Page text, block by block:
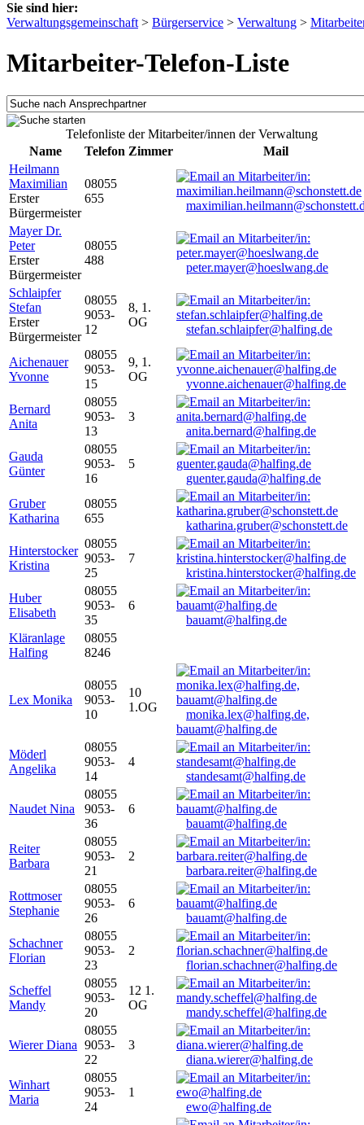
Sie sind hier:
Verwaltungsgemeinschaft > Bürgerservice > Verwaltung >
Mitarbeiter-Telefon-Liste
Telefonliste der Mitarbeiter/innen der Verwaltung
Name
Telefon Zimmer
Mail
Heilmann
Maximilian
Erster
Bürgermeister
08055
655
Mayer Dr.
Peter
Erster
Bürgermeister
08055
488
peter.mayer@hoeslwang.de
Schlaipfer
Stefan
Erster
Bürgermeister
08055
9053-
12
8, 1.
OG
stefan.schlaipfer@halfing.de
Aichenauer
Yvonne
08055
9053-
15
9, 1.
OG
yvonne.aichenauer@halfing.de
Bernard
Anita
08055
9053-
13
3
anita.bernard@halfing.de
Gauda
Günter
08055
9053-
16
5
guenter.gauda@halfing.de
Gruber
Katharina
08055
655
katharina.gruber@schonstett.de
Hinterstocker
Kristina
08055
9053-
25
7
kristina.hinterstocker@halfing.de
Huber
Elisabeth
08055
9053-
35
6
bauamt@halfing.de
Kläranlage
Halfing
08055
8246
Lex Monika
08055
9053-
10
10
1.OG
monika.lex@halfing.de,
bauamt@halfing.de
Möderl
Angelika
08055
9053-
14
4
standesamt@halfing.de
Naudet Nina
08055
9053-
36
6
bauamt@halfing.de
Reiter
Barbara
08055
9053-
21
2
barbara.reiter@halfing.de
Rottmoser
Stephanie
08055
9053-
26
6
bauamt@halfing.de
Schachner
Florian
08055
9053-
23
2
florian.schachner@halfing.de
Scheffel
Mandy
08055
9053-
20
12 1.
OG
mandy.scheffel@halfing.de
Wierer Diana
08055
9053-
22
3
diana.wierer@halfing.de
Winhart
Maria
08055
9053-
24
1
ewo@halfing.de